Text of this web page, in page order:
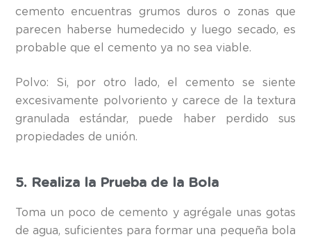
cemento encuentras grumos duros o zonas que
parecen haberse humedecido y luego secado, es
probable que el cemento ya no sea viable.
Polvo: Si, por otro lado, el cemento se siente
excesivamente polvoriento y carece de la textura
granulada estándar, puede haber perdido sus
propiedades de unión.
5. Realiza la Prueba de la Bola
Toma un poco de cemento y agrégale unas gotas
de agua, suficientes para formar una pequeña bola